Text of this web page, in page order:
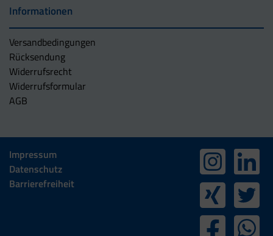
Informationen
Versandbedingungen
Rücksendung
Widerrufsrecht
Widerrufsformular
AGB
Impressum
Datenschutz
Barrierefreiheit